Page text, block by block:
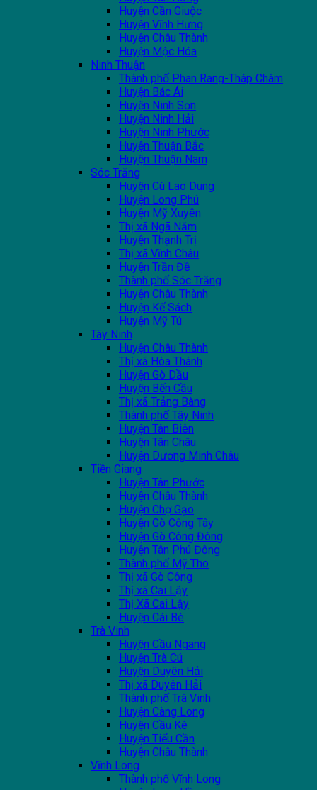
Huyện Cần Giuộc
Huyện Vĩnh Hưng
Huyện Châu Thành
Huyện Mộc Hóa
Ninh Thuận
Thành phố Phan Rang-Tháp Chàm
Huyện Bác Ái
Huyện Ninh Sơn
Huyện Ninh Hải
Huyện Ninh Phước
Huyện Thuận Bắc
Huyện Thuận Nam
Sóc Trăng
Huyện Cù Lao Dung
Huyện Long Phú
Huyện Mỹ Xuyên
Thị xã Ngã Năm
Huyện Thạnh Trị
Thị xã Vĩnh Châu
Huyện Trần Đề
Thành phố Sóc Trăng
Huyện Châu Thành
Huyện Kế Sách
Huyện Mỹ Tú
Tây Ninh
Huyện Châu Thành
Thị xã Hòa Thành
Huyện Gò Dầu
Huyện Bến Cầu
Thị xã Trảng Bàng
Thành phố Tây Ninh
Huyện Tân Biên
Huyện Tân Châu
Huyện Dương Minh Châu
Tiền Giang
Huyện Tân Phước
Huyện Châu Thành
Huyện Chợ Gạo
Huyện Gò Công Tây
Huyện Gò Công Đông
Huyện Tân Phú Đông
Thành phố Mỹ Tho
Thị xã Gò Công
Thị xã Cai Lậy
Thị Xã Cai Lậy
Huyện Cái Bè
Trà Vinh
Huyện Cầu Ngang
Huyện Trà Cú
Huyện Duyên Hải
Thị xã Duyên Hải
Thành phố Trà Vinh
Huyện Càng Long
Huyện Cầu Kè
Huyện Tiểu Cần
Huyện Châu Thành
Vĩnh Long
Thành phố Vĩnh Long